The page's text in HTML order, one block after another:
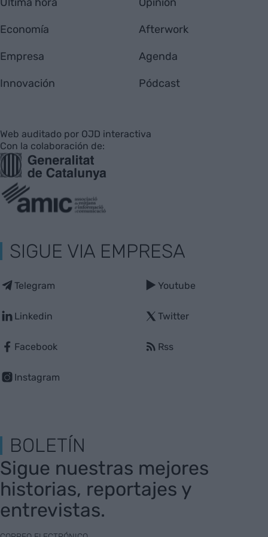
Economía
Empresa
Innovación
Afterwork
Agenda
Pódcast
Web auditado por OJD interactiva
Con la colaboración de:
SIGUE VIA EMPRESA
Telegram
Linkedin
Facebook
Instagram
Youtube
Twitter
Rss
BOLETÍN
Sigue nuestras mejores
historias, reportajes y
entrevistas.